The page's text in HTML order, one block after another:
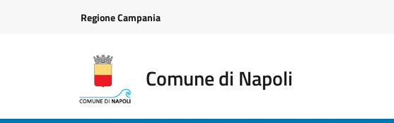
Regione Campania
Comune di Napoli